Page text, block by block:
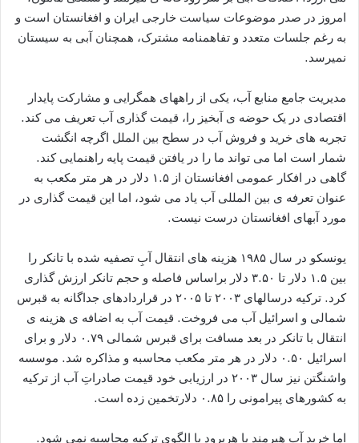
امروز در صدر موضوعات سیاست خارجی ایران و افغانستان است و
به رغم جلسات متعدد و تفاهمنامه مشترک، همچنان آبی به سیستان
نمیرسد.
مدیریت جامع منابع آب، یکی از راههای همگرایی و مشارکت پایدار
اقتصادی در یک حوضه ی آبخیز را، قیمت گذاری آب تعریف می کند.
تجربه های خرید و فروش آب در سطح بین الملل اگرچه انگشت
شمار است اما می تواند ما را در یافتن قیمت پایه راهنمایی کند.
گاهی در افکار عمومی افغانستان از ۱.۵ دلار در هر متر مکعب به
عنوان تعرفه ی بین المللی آب یاد می شود، اما این قیمت گذاری در
مورد آبهای افغانستان درست نیست.
یونسکو در سال ۱۹۸۵ هزینه های انتقال آبِ تصفیه شده با تانکر را
بین ۱.۵ دلار تا ۳.۵۰ دلار براساس فاصله و حجم تانکر ارزش گذاری
کرد. ترکیه درسالهای ۲۰۰۳ تا ۲۰۰۵ در قراردادهای جداگانه به قبرس
شمالی و اسرائیل آب می فروخت. قیمت آب به اضافه ی هزینه ی
انتقال با تانکر در بعد مسافت برای قبرس شمالی ۰.۷۹ دلار و برای
اسرائیل ۰.۵۰ دلار در هر متر مکعب محاسبه و مذاکره شد. موسسه
واشنگتن نیز سال ۲۰۰۳ در ارزیابی خود قیمت صادراتِ آب از ترکیه
به کشورهای پیرامونی را ۰.۸۵ دلارتخمین زده است.
اما خرید آب هیرمند یا هریرود با الگوی ترکیه محاسبه نمی شود.